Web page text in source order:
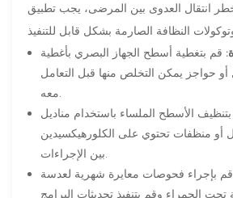
انتقال العدوى بين المرضى، يجب تطبيق
قم بتغطية أسطح الجهاز البصري بأغطية
أو حواجز يمكن التخلص منها قبل التعامل
الأسطح الملساء باستخدام مناديل
أو منظفات تحتوي على الكلورهيكسيدين
قم بإجراء فحوصات معايرة شهرية لعدسة
تحت الحمراء وقم بتنفيذ تحديثات البرامج